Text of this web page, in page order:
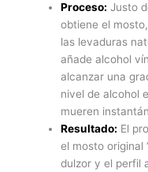
Proceso: Justo
obtiene el
las levaduras
añade alcohol
alcanzar una
nivel de alcohol
mueren
Resultado: El
el mosto original
dulzor y el perfil